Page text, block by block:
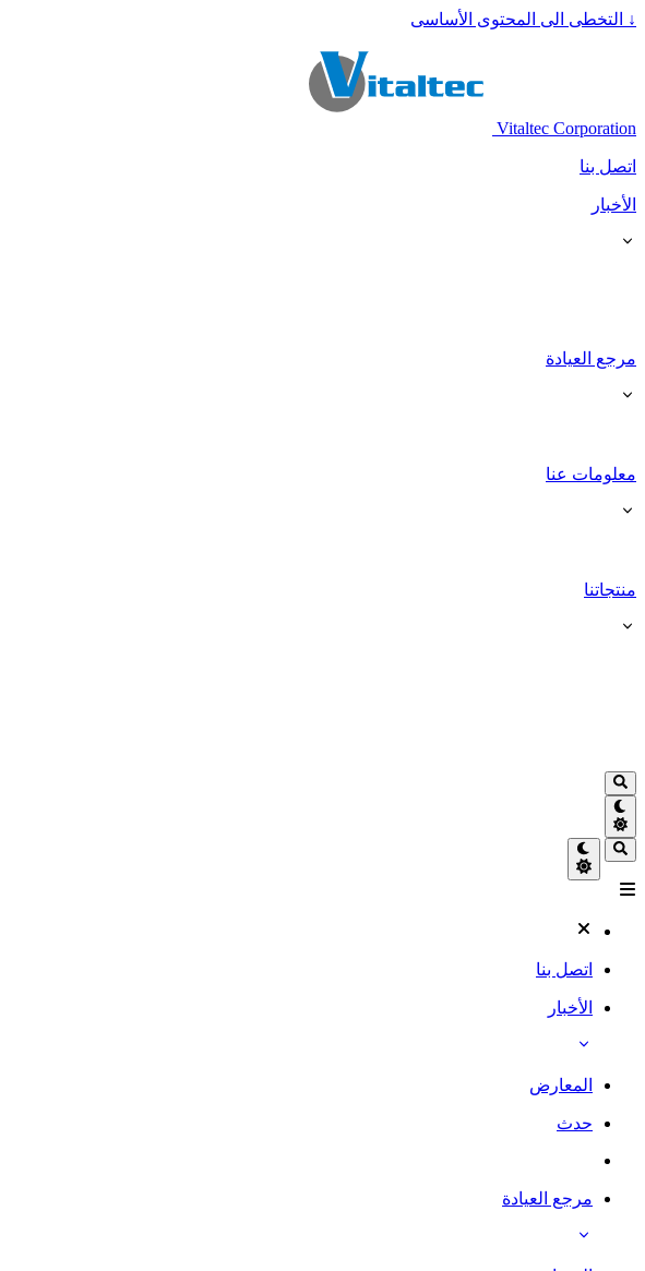
↓ التخطى الى المحتوى الأساسى
Vitaltec Corporation
اتصل بنا
الأخبار
مرجع العيادة
معلومات عنا
منتجاتنا
اتصل بنا
الأخبار
المعارض
حدث
مرجع العيادة